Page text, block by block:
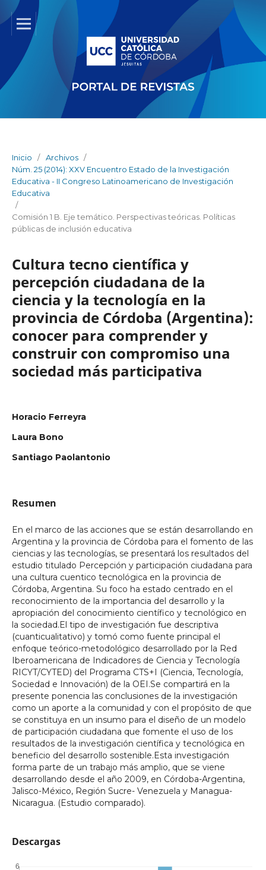
Inicio / Archivos /
Núm. 25 (2014): XXV Encuentro Estado de la Investigación
Educativa - II Congreso Latinoamericano de Investigación
Educativa
/
Comisión 1 B. Eje temático. Perspectivas teóricas. Políticas
públicas de inclusión educativa
Cultura tecno científica y
percepción ciudadana de la
ciencia y la tecnología en la
provincia de Córdoba (Argentina):
conocer para comprender y
construir con compromiso una
sociedad más participativa
Horacio Ferreyra
Laura Bono
Santiago Paolantonio
Resumen
En el marco de las acciones que se están desarrollando en
Argentina y la provincia de Córdoba para el fomento de las
ciencias y las tecnologías, se presentará los resultados del
estudio titulado Percepción y participación ciudadana para
una cultura cuentico tecnológica en la provincia de
Córdoba, Argentina. Su foco ha estado centrado en el
reconocimiento de la importancia del desarrollo y la
apropiación del conocimiento científico y tecnológico en
la sociedad.El tipo de investigación fue descriptiva
(cuanticualitativo) y tomó como fuente principal el
enfoque teórico-metodológico desarrollado por la Red
Iberoamericana de Indicadores de Ciencia y Tecnología
RICYT/CYTED) del Programa CTS+I (Ciencia, Tecnología,
Sociedad e Innovación) de la OEI.Se compartirá en la
presente ponencia las conclusiones de la investigación
como un aporte a la comunidad y con el propósito de que
se constituya en un insumo para el diseño de un modelo
de participación ciudadana que fomente el uso de los
resultados de la investigación científica y tecnológica en
beneficio del desarrollo sostenible.Esta investigación
forma parte de un trabajo más amplio, que se viene
desarrollando desde el año 2009, en Córdoba-Argentina,
Jalisco-México, Región Sucre- Venezuela y Managua-
Nicaragua. (Estudio comparado).
Descargas